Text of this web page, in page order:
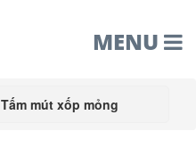
MENU
Tấm mút xốp mỏng